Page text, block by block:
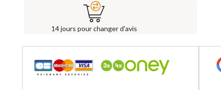
14 jours pour changer d'avis